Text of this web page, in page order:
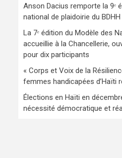
Anson Dacius remporte la 9ᵉ
national de plaidoirie du BDHH
La 7ᵉ édition du Modèle des
accueillie à la Chancellerie,
pour dix participants
« Corps et Voix de la
femmes handicapées d’Haïti
Élections en Haïti en
nécessité démocratique et